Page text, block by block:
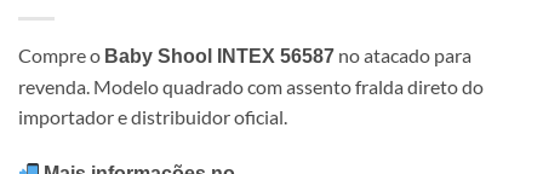
Compre o Baby Shool INTEX 56587 no atacado para
revenda. Modelo quadrado com assento fralda direto do
importador e distribuidor oficial.